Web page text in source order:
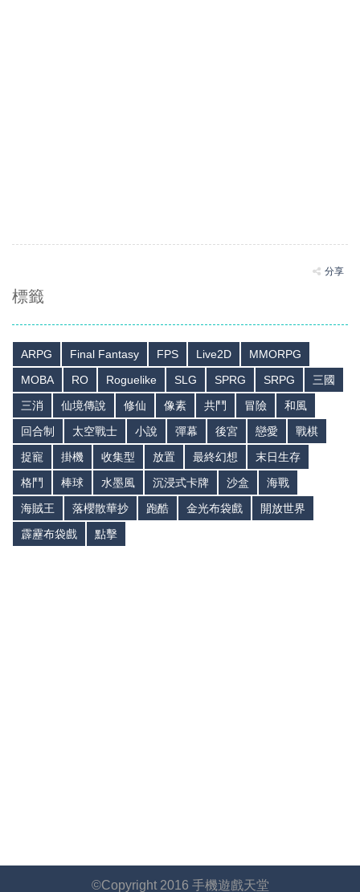
分享
標籤
ARPG Final Fantasy FPS Live2D
MMORPG
MOBA
RO Roguelike SLG SPRG SRPG
三國
三消
仙境傳說 修仙 像素 共鬥 冒險
和風
回合制
太空戰士 小說 彈幕 後宮 戀愛
戰棋
捉寵
掛機 收集型 放置 最終幻想
末日生存
格鬥
棒球 水墨風 沉浸式卡牌 沙盒
海戰
海賊王
落櫻散華抄 跑酷 金光布袋戲
開放世界
霹靂布袋戲
點擊
©Copyright 2016 手機遊戲天堂